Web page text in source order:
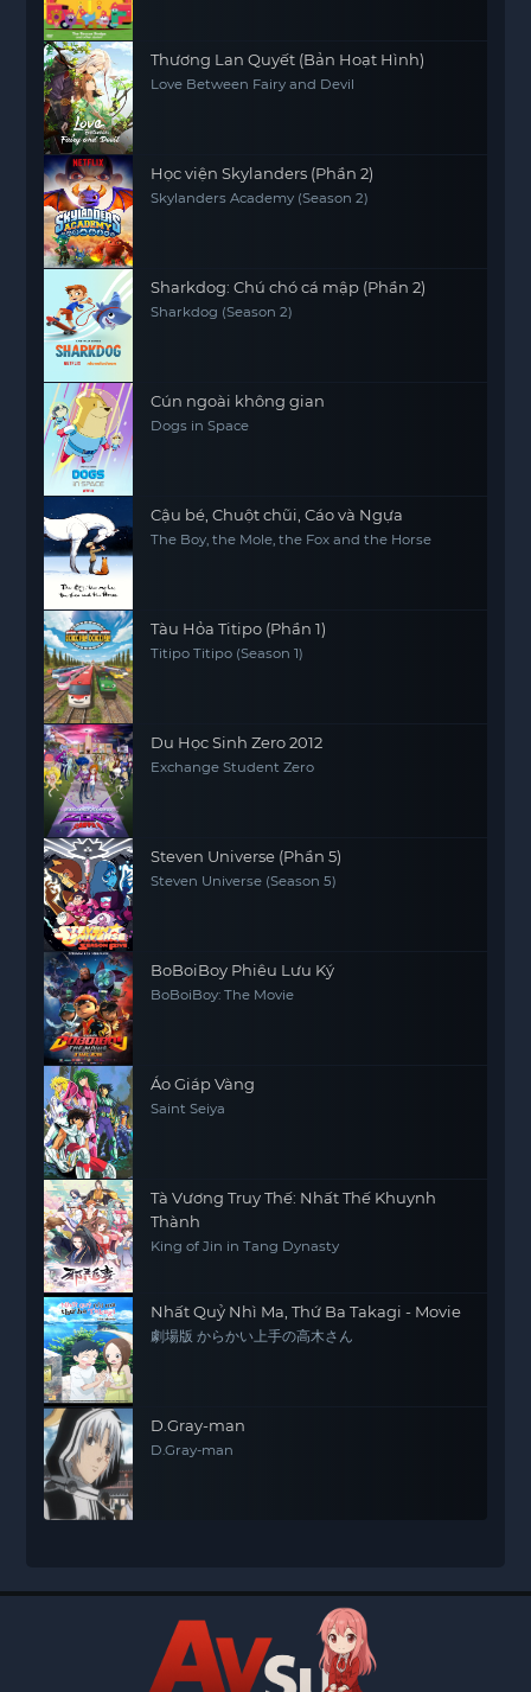
Thương Lan Quyết (Bản Hoạt Hình)
Love Between Fairy and Devil
Học viện Skylanders (Phần 2)
Skylanders Academy (Season 2)
Sharkdog: Chú chó cá mập (Phần 2)
Sharkdog (Season 2)
Cún ngoài không gian
Dogs in Space
Cậu bé, Chuột chũi, Cáo và Ngựa
The Boy, the Mole, the Fox and the Horse
Tàu Hỏa Titipo (Phần 1)
Titipo Titipo (Season 1)
Du Học Sinh Zero 2012
Exchange Student Zero
Steven Universe (Phần 5)
Steven Universe (Season 5)
BoBoiBoy Phiêu Lưu Ký
BoBoiBoy: The Movie
Áo Giáp Vàng
Saint Seiya
Tà Vương Truy Thế: Nhất Thế Khuynh
Thành
King of Jin in Tang Dynasty
Nhất Quỷ Nhì Ma, Thứ Ba Takagi - Movie
劇場版 からかい上手の高木さん
D.Gray-man
D.Gray-man